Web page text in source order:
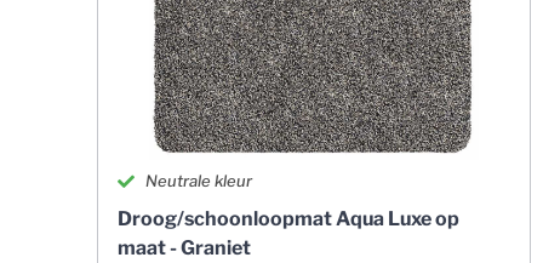
Neutrale kleur
Droog/schoonloopmat Aqua Luxe op
maat - Graniet